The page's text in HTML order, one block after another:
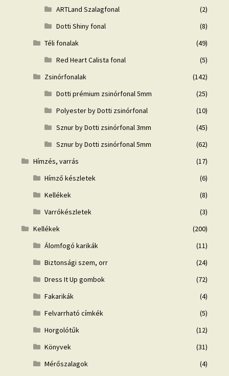
ARTLand Szalagfonal
(2)
Dotti Shiny fonal
(8)
Téli fonalak
(49)
Red Heart Calista fonal
(5)
Zsinórfonalak
(142)
Dotti prémium zsinórfonal 5mm
(25)
Polyester by Dotti zsinórfonal
(10)
Sznur by Dotti zsinórfonal 3mm
(45)
Sznur by Dotti zsinórfonal 5mm
(62)
Hímzés, varrás
(17)
Hímző készletek
(6)
Kellékek
(8)
Varrókészletek
(3)
Kellékek
(200)
Álomfogó karikák
(11)
Biztonsági szem, orr
(24)
Dress It Up gombok
(72)
Fakarikák
(4)
Felvarrható címkék
(5)
Horgolótűk
(12)
Könyvek
(31)
Mérőszalagok
(4)